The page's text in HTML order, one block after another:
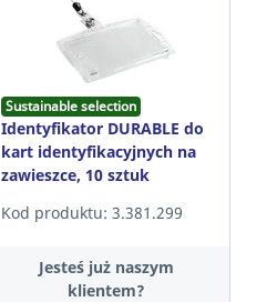
Sustainable selection
Identyfikator DURABLE do
kart identyfikacyjnych na
zawieszce, 10 sztuk
Kod produktu: 3.381.299
Jesteś już naszym
klientem?